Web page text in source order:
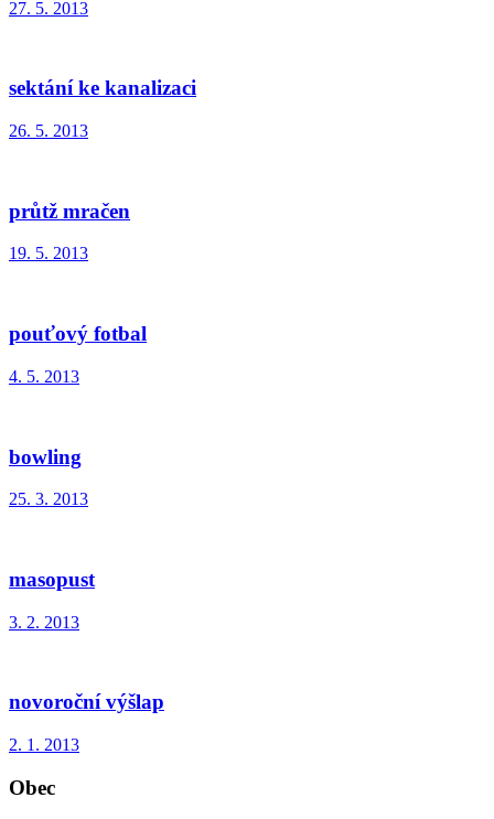
27. 5. 2013
sektání ke kanalizaci
26. 5. 2013
průtž mračen
19. 5. 2013
pouťový fotbal
4. 5. 2013
bowling
25. 3. 2013
masopust
3. 2. 2013
novoroční výšlap
2. 1. 2013
Obec